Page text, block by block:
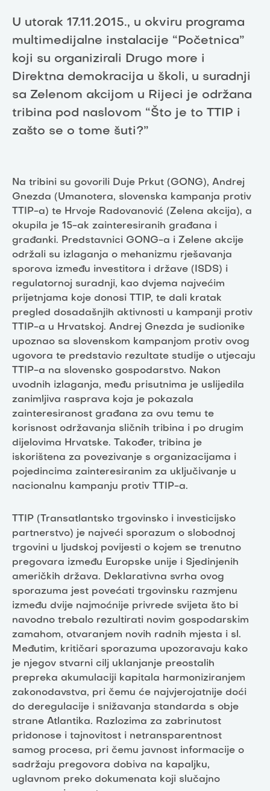
U utorak 17.11.2015., u okviru programa
multimedijalne instalacije “Početnica”
koji su organizirali Drugo more i
Direktna demokracija u školi, u suradnji
sa Zelenom akcijom u Rijeci je održana
tribina pod naslovom “Što je to TTIP i
zašto se o tome šuti?”
Na tribini su govorili Duje Prkut (GONG), Andrej
Gnezda (Umanotera, slovenska kampanja protiv
TTIP-a) te Hrvoje Radovanović (Zelena akcija), a
okupila je 15-ak zainteresiranih građana i
građanki. Predstavnici GONG-a i Zelene akcije
održali su izlaganja o mehanizmu rješavanja
sporova između investitora i države (ISDS) i
regulatornoj suradnji, kao dvjema najvećim
prijetnjama koje donosi TTIP, te dali kratak
pregled dosadašnjih aktivnosti u kampanji protiv
TTIP-a u Hrvatskoj. Andrej Gnezda je sudionike
upoznao sa slovenskom kampanjom protiv ovog
ugovora te predstavio rezultate studije o utjecaju
TTIP-a na slovensko gospodarstvo. Nakon
uvodnih izlaganja, među prisutnima je uslijedila
zanimljiva rasprava koja je pokazala
zainteresiranost građana za ovu temu te
korisnost održavanja sličnih tribina i po drugim
dijelovima Hrvatske. Također, tribina je
iskorištena za povezivanje s organizacijama i
pojedincima zainteresiranim za uključivanje u
nacionalnu kampanju protiv TTIP-a.
TTIP (Transatlantsko trgovinsko i investicijsko
partnerstvo) je najveći sporazum o slobodnoj
trgovini u ljudskoj povijesti o kojem se trenutno
pregovara između Europske unije i Sjedinjenih
američkih država. Deklarativna svrha ovog
sporazuma jest povećati trgovinsku razmjenu
između dvije najmoćnije privrede svijeta što bi
navodno trebalo rezultirati novim gospodarskim
zamahom, otvaranjem novih radnih mjesta i sl.
Međutim, kritičari sporazuma upozoravaju kako
je njegov stvarni cilj uklanjanje preostalih
prepreka akumulaciji kapitala harmoniziranjem
zakonodavstva, pri čemu će najvjerojatnije doći
do deregulacije i snižavanja standarda s obje
strane Atlantika. Razlozima za zabrinutost
pridonose i tajnovitost i netransparentnost
samog procesa, pri čemu javnost informacije o
sadržaju pregovora dobiva na kapaljku,
uglavnom preko dokumenata koji slučajno